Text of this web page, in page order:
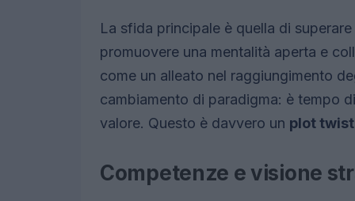
La sfida principale è quella di
promuovere una mentalità aperta e
come un alleato nel raggiungimento
cambiamento di paradigma: è tempo
valore. Questo è davvero un plot twist
Competenze e visione